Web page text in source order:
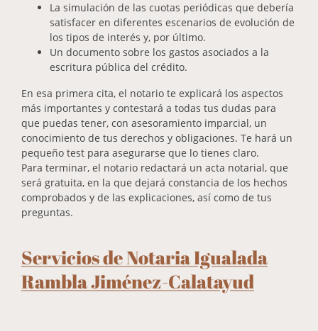
La simulación de las cuotas periódicas que debería
satisfacer en diferentes escenarios de evolución de
los tipos de interés y, por último.
Un documento sobre los gastos asociados a la
escritura pública del crédito.
En esa primera cita, el notario te explicará los aspectos
más importantes y contestará a todas tus dudas para
que puedas tener, con asesoramiento imparcial, un
conocimiento de tus derechos y obligaciones. Te hará un
pequeño test para asegurarse que lo tienes claro.
Para terminar, el notario redactará un acta notarial, que
será gratuita, en la que dejará constancia de los hechos
comprobados y de las explicaciones, así como de tus
preguntas.
Servicios de Notaria Igualada
Rambla Jiménez-Calatayud